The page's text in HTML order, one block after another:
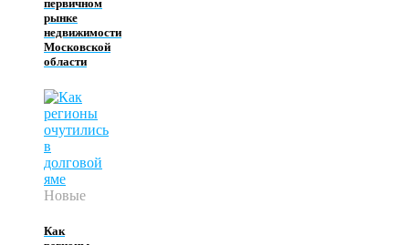
первичном
рынке
недвижимости
Московской
области
Новые
Как